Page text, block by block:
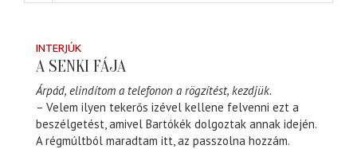
INTERJÚK
A SENKI FÁJA
Árpád, elindítom a telefonon a rögzítést, kezdjük.
– Velem ilyen tekerős izével kellene felvenni ezt a
beszélgetést, amivel Bartókék dolgoztak annak idején.
A régmúltból maradtam itt, az passzolna hozzám.